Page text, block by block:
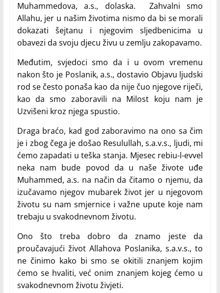
Muhammedova, a.s., dolaska. Zahvalni smo
Allahu, jer u našim životima nismo da bi se morali
dokazati šejtanu i njegovim sljedbenicima u
obavezi da svoju djecu živu u zemlju zakopavamo.
Međutim, svjedoci smo da i u ovom vremenu
nakon što je Poslanik, a.s., dostavio Objavu ljudski
rod se često ponaša kao da nije čuo njegove riječi,
kao da smo zaboravili na Milost koju nam je
Uzvišeni kroz njega spustio.
Draga braćo, kad god zaboravimo na ono sa čim
je i zbog čega je došao Resulullah, s.a.v.s., ljudi, mi
ćemo zapadati u teška stanja. Mjesec rebiu-l-evvel
neka nam bude povod da u naše živote uđe
Muhammed, a.s. na način da čitamo o njemu, da
izučavamo njegov mubarek život jer u njegovom
životu su nam smjernice i važne upute koje nam
trebaju u svakodnevnom životu.
Ono što treba dobro da znamo jeste da
proučavajući život Allahova Poslanika, s.a.v.s., to
ne činimo kako bi smo se okitili znanjem kojim
ćemo se hvaliti, već onim znanjem kojeg ćemo u
svakodnevnom životu živjeti.